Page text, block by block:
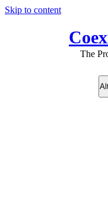
Skip to content
The